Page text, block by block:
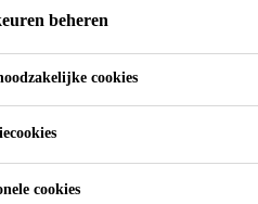
beheren
cookies
cookies